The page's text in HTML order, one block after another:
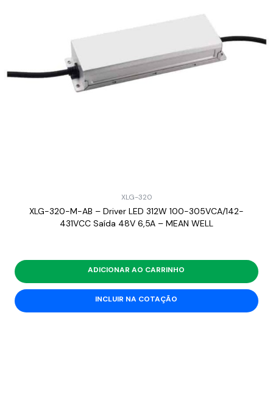
XLG-320
XLG-320-M-AB – Driver LED 312W 100-305VCA/142-
431VCC Saída 48V 6,5A – MEAN WELL
ADICIONAR AO CARRINHO
INCLUIR NA COTAÇÃO